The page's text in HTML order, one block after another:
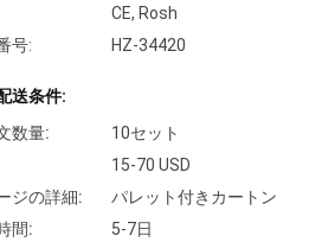
CE, Rosh
号:
HZ-34420
送条件:
数量:
10セット
15-70 USD
ジの詳細:
パレット付きカートン
間:
5-7日